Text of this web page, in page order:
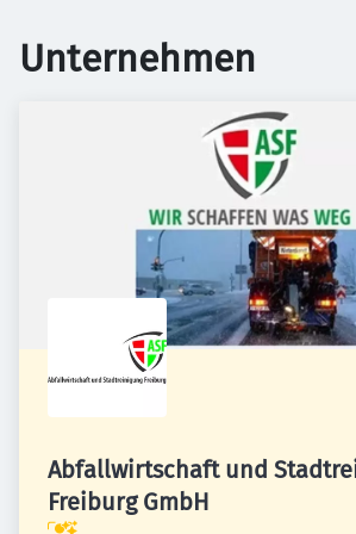
Unternehmen
Abfallwirtschaft und
Freiburg GmbH